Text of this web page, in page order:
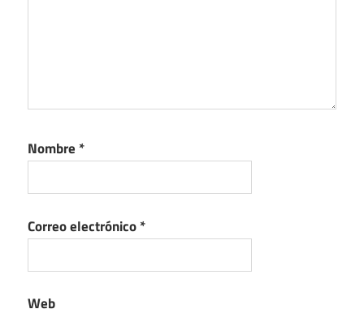
Nombre *
Correo electrónico*
Web